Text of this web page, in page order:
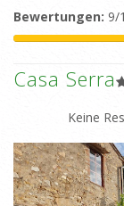
Bewertungen: 9/
Casa Serra
Keine